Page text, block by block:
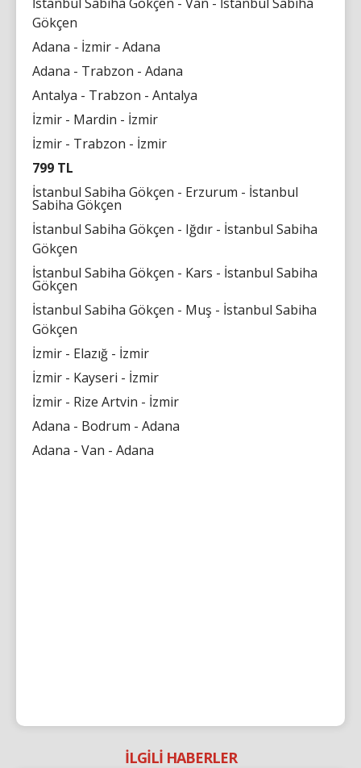
Gökçen
Adana - İzmir - Adana
Adana - Trabzon - Adana
Antalya - Trabzon - Antalya
İzmir - Mardin - İzmir
İzmir - Trabzon - İzmir
799 TL
İstanbul Sabiha Gökçen - Erzurum - İstanbul
Sabiha Gökçen
İstanbul Sabiha Gökçen - Iğdır - İstanbul Sabiha
Gökçen
İstanbul Sabiha Gökçen - Kars - İstanbul Sabiha
Gökçen
İstanbul Sabiha Gökçen - Muş - İstanbul Sabiha
Gökçen
İzmir - Elazığ - İzmir
İzmir - Kayseri - İzmir
İzmir - Rize Artvin - İzmir
Adana - Bodrum - Adana
Adana - Van - Adana
İLGİLİ HABERLER